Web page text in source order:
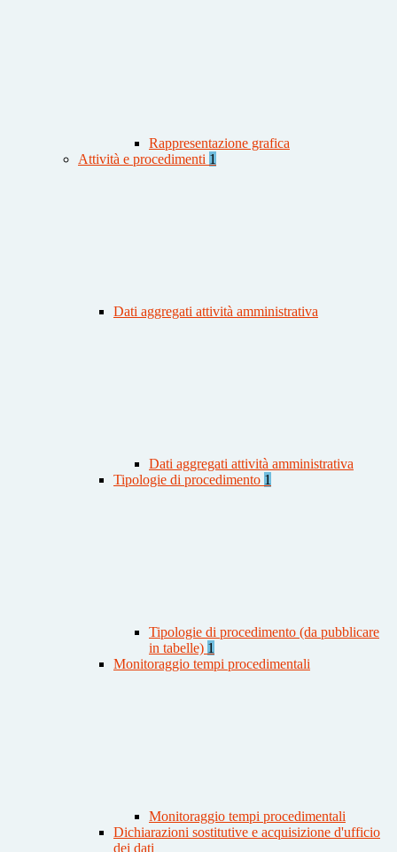
Rappresentazione grafica
Attività e procedimenti 1
Dati aggregati attività amministrativa
Dati aggregati attività amministrativa
Tipologie di procedimento 1
Tipologie di procedimento (da pubblicare
in tabelle) 1
Monitoraggio tempi procedimentali
Monitoraggio tempi procedimentali
Dichiarazioni sostitutive e acquisizione d'ufficio
dei dati